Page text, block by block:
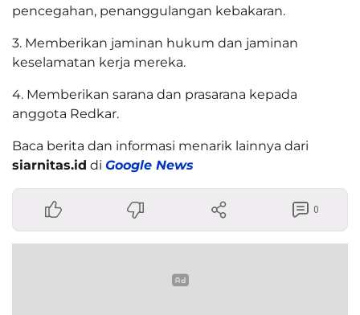
pencegahan, penanggulangan kebakaran.
3. Memberikan jaminan hukum dan jaminan
keselamatan kerja mereka.
4. Memberikan sarana dan prasarana kepada
anggota Redkar.
Baca berita dan informasi menarik lainnya dari
siarnitas.id di Google News
0